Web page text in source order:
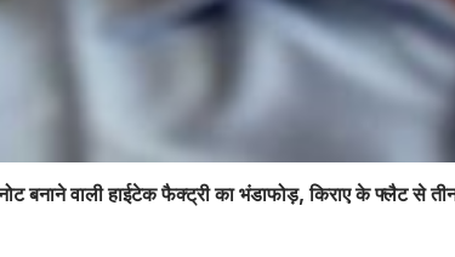
बनाने वाली हाईटेक फैक्ट्री का भंडाफोड़, किराए के फ्लैट से तीन